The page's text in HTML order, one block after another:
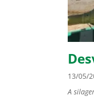
13/05/
A